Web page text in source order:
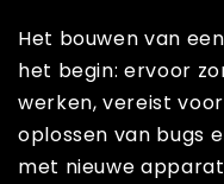
Het bouwen van
het begin: ervoor
werken, vereist
oplossen van bugs
met nieuwe